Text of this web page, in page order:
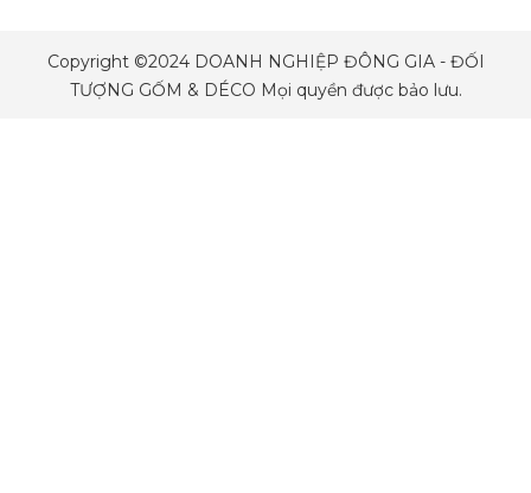
Copyright ©2024 DOANH NGHIỆP ĐÔNG GIA - ĐỐI
TƯỢNG GỐM & DÉCO Mọi quyền được bảo lưu.